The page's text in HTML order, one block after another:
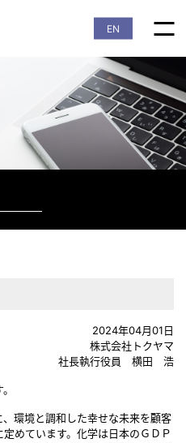
EN
2024年04月01日
株式会社トクヤマ
社長執行役員 横田 浩
環境と調和した幸せな未来を顧客
めています。化学は日本のＧＤＰ